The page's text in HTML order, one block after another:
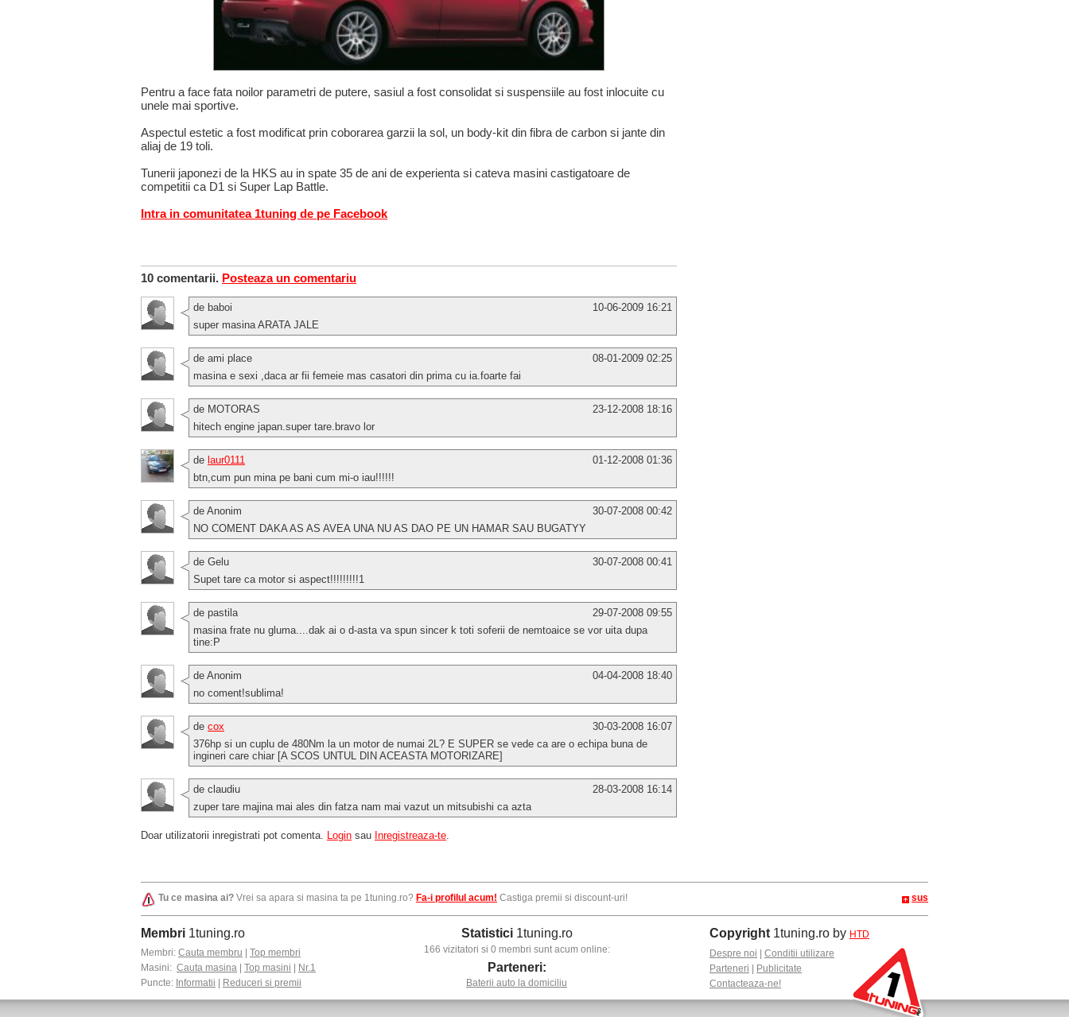
Pentru a face fata noilor parametri de putere, sasiul a fost consolidat si suspensiile au fost inlocuite cu
unele mai sportive.
Aspectul estetic a fost modificat prin coborarea garzii la sol, un body-kit din fibra de carbon si jante din
aliaj de 19 toli.
Tunerii japonezi de la HKS au in spate 35 de ani de experienta si cateva masini castigatoare de
competitii ca D1 si Super Lap Battle.
Intra in comunitatea 1tuning de pe Facebook
10 comentarii. Posteaza un comentariu
10-06-2009 16:21
de baboi
super masina ARATA JALE
08-01-2009 02:25
de ami place
masina e sexi ,daca ar fii femeie mas casatori din prima cu ia.foarte fai
23-12-2008 18:16
de MOTORAS
hitech engine japan.super tare.bravo lor
01-12-2008 01:36
de laur0111
btn,cum pun mina pe bani cum mi-o iau!!!!!!
30-07-2008 00:42
de Anonim
NO COMENT DAKA AS AS AVEA UNA NU AS DAO PE UN HAMAR SAU BUGATYY
30-07-2008 00:41
de Gelu
Supet tare ca motor si aspect!!!!!!!!!1
29-07-2008 09:55
de pastila
masina frate nu gluma....dak ai o d-asta va spun sincer k toti soferii de nemtoaice se vor uita dupa
tine:P
04-04-2008 18:40
de Anonim
no coment!sublima!
30-03-2008 16:07
de cox
376hp si un cuplu de 480Nm la un motor de numai 2L? E SUPER se vede ca are o echipa buna de
ingineri care chiar [A SCOS UNTUL DIN ACEASTA MOTORIZARE]
28-03-2008 16:14
de claudiu
zuper tare majina mai ales din fatza nam mai vazut un mitsubishi ca azta
Doar utilizatorii inregistrati pot comenta. Login sau Inregistreaza-te.
Tu ce masina ai? Vrei sa apara si masina ta pe 1tuning.ro? Fa-i profilul acum! Castiga premii si discount-uri! sus
Membri 1tuning.ro
Membri: Cauta membru
Top membri
Masini: Cauta masina Top masini
Nr.1
Puncte: Informatii Reduceri si premii
Statistici 1tuning.ro
166 vizitatori si 0 membri sunt acum online:
Parteneri:
Baterii auto la domiciliu
Copyright 1tuning.ro by HTD
Despre noi
Conditii utilizare
Parteneri
Publicitate
Contacteaza-ne!